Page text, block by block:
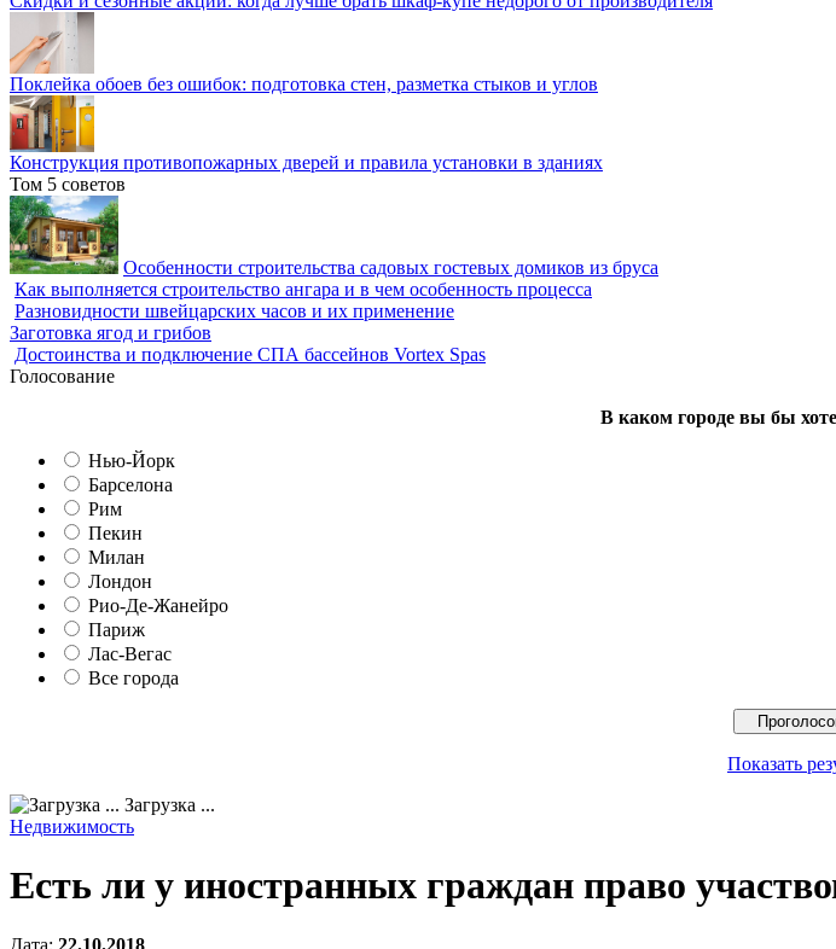
Поклейка обоев без ошибок: подготовка стен, разметка стыков и углов
Конструкция противопожарных дверей и правила установки в зданиях
Том 5 советов
Особенности строительства садовых гостевых домиков из бруса
Как выполняется строительство ангара и в чем особенность процесса
Разновидности швейцарских часов и их применение
Заготовка ягод и грибов
Достоинства и подключение СПА бассейнов Vortex Spas
Голосование
В каком городе вы бы
Нью-Йорк
Барселона
Рим
Пекин
Милан
Лондон
Рио-Де-Жанейро
Париж
Лас-Вегас
Все города
Показать
Загрузка ...
Недвижимость
Есть ли у иностранных граждан право
Дата: 22.10.2018